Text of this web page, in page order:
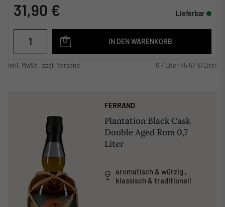
31,90 € Lieferbar
IN DEN WARENKORB
inkl. MwSt., zzgl. Versand 0,7 Liter 45,57 €/Liter
FERRAND
Plantation Black Cask
Double Aged Rum 0,7
Liter
aromatisch & würzig ,
klassisch & traditionell